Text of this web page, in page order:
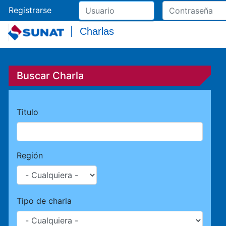
Registrarse
Charlas
Buscar Charla
Titulo
Región
Tipo de charla